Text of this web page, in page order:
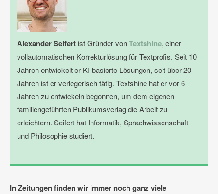
Alexander Seifert ist Gründer vonTextshine, einer
vollautomatischen Korrekturlösung für Textprofis. Seit 10
Jahren entwickelt er KI-basierte Lösungen, seit über 20
Jahren ist er verlegerisch tätig. Textshine hat er vor 6
Jahren zu entwickeln begonnen, um dem eigenen
familiengeführten Publikumsverlag die Arbeit zu
erleichtern. Seifert hat Informatik, Sprachwissenschaft
und Philosophie studiert.
In Zeitungen finden wir immer noch ganz viele